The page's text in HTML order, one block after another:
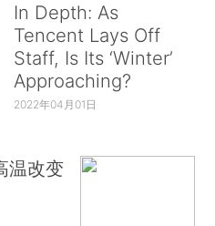
In Depth: As
Tencent Lays Off
Staff, Is Its ‘Winter’
Approaching?
2022年04月01日
温改变